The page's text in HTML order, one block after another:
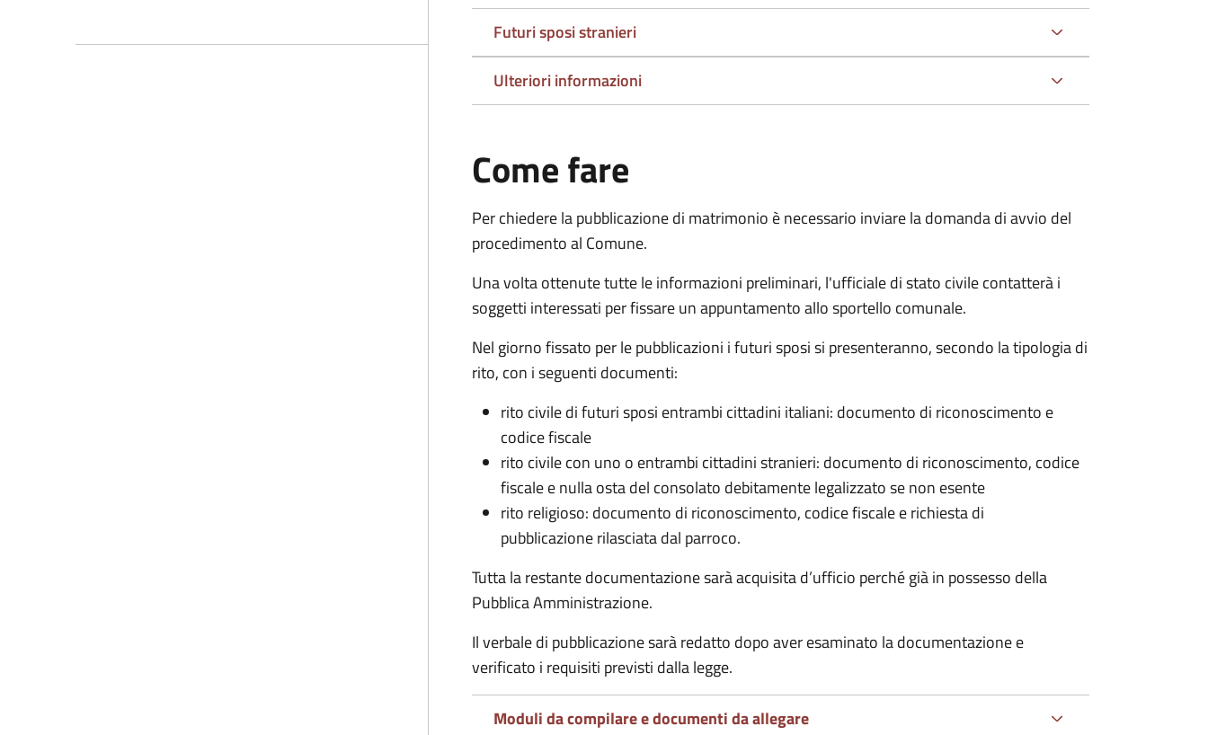
Futuri sposi stranieri
Ulteriori informazioni
Come fare
Per chiedere la pubblicazione di matrimonio è necessario inviare la domanda di avvio del
procedimento al Comune.
Una volta ottenute tutte le informazioni preliminari, l'ufficiale di stato civile contatterà i
soggetti interessati per fissare un appuntamento allo sportello comunale.
Nel giorno fissato per le pubblicazioni i futuri sposi si presenteranno, secondo la tipologia di
rito, con i seguenti documenti:
rito civile di futuri sposi entrambi cittadini italiani: documento di riconoscimento e
codice fiscale
rito civile con uno o entrambi cittadini stranieri: documento di riconoscimento, codice
fiscale e nulla osta del consolato debitamente legalizzato se non esente
rito religioso: documento di riconoscimento, codice fiscale e richiesta di
pubblicazione rilasciata dal parroco.
Tutta la restante documentazione sarà acquisita d’ufficio perché già in possesso della
Pubblica Amministrazione.
Il verbale di pubblicazione sarà redatto dopo aver esaminato la documentazione e
verificato i requisiti previsti dalla legge.
Moduli da compilare e documenti da allegare